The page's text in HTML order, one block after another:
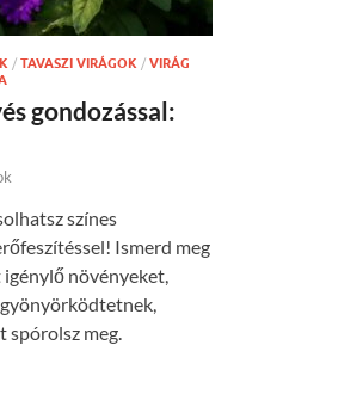
/ TAVASZI VIRÁGOK / VIRÁG
gondozással:
színes
Ismerd meg
növényeket,
spórolsz meg.